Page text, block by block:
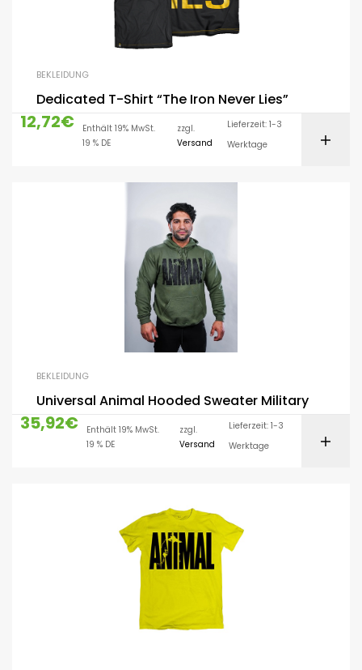
BEKLEIDUNG
Dedicated T-Shirt “The Iron Never Lies”
12,72€
Enthält 19% MwSt.
19 % DE
zzgl.
Versand
Lieferzeit: 1-3
Werktage
BEKLEIDUNG
Universal Animal Hooded Sweater Military
35,92€
Enthält 19% MwSt.
19 % DE
zzgl.
Versand
Lieferzeit: 1-3
Werktage